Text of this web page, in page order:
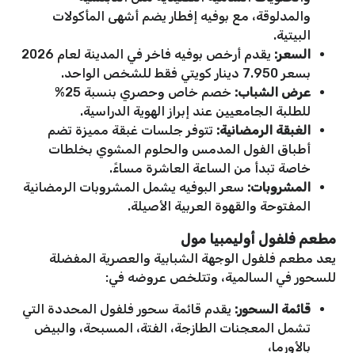
والمدلوقة، مع بوفيه إفطار يضم أشهى المأكولات
البيتية.
السعر:
يقدم أرخص بوفيه فاخر في المدينة لعام 2026
بسعر 7.950 دينار كويتي فقط للشخص الواحد.
عرض الشباب:
خصم خاص وحصري بنسبة 25%
للطلبة الجامعيين عند إبراز الهوية الدراسية.
الغبقة الرمضانية: تتوفر جلسات غبقة مميزة تضم
أطباق الفول المدمس والحلوم المشوي بخلطات
خاصة تبدأ من الساعة العاشرة مساءً.
المشروبات: سعر البوفيه يشمل المشروبات الرمضانية
المفتوحة والقهوة العربية الأصيلة.
مطعم فلفول أوليمبيا مول
يعد مطعم فلفول الوجهة الشبابية والعصرية المفضلة
للسحور في السالمية، وتتلخص عروضه في:
قائمة السحور: يقدم قائمة سحور فلفول المحددة التي
تشمل المعجنات الطازجة، الفتة، المسبحة، والبيض
بالأورما،